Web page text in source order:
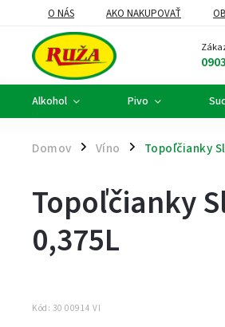
O NÁS AKO NAKUPOVAŤ
DARČEKOVÉ KOŠE A FIREMNÉ DARČEKY
Alkohol Pivo
Domov / Víno / Topoľčianky
Topoľčianky
0,375L
Kód: 30 00914 VI